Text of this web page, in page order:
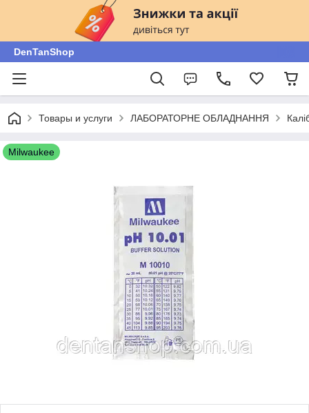
DenTanShop
Товары и услуги ЛАБОРАТОРНЕ ОБЛАДНАННЯ
Milwaukee